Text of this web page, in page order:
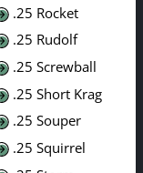
.25 Rocket
.25 Rudolf
.25 Screwball
.25 Short Krag
.25 Souper
.25 Squirrel